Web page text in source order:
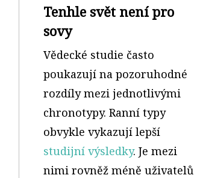
Tenhle svět není pro
sovy
Vědecké studie často
poukazují na pozoruhodné
rozdíly mezi jednotlivými
chronotypy. Ranní typy
obvykle vykazují lepší
studijní výsledky. Je mezi
nimi rovněž méně uživatelů